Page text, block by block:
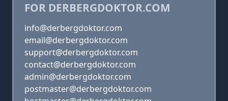
FOR DERBERGDOKTOR.COM
info@derbergdoktor.com
email@derbergdoktor.com
support@derbergdoktor.com
contact@derbergdoktor.com
admin@derbergdoktor.com
postmaster@derbergdoktor.com